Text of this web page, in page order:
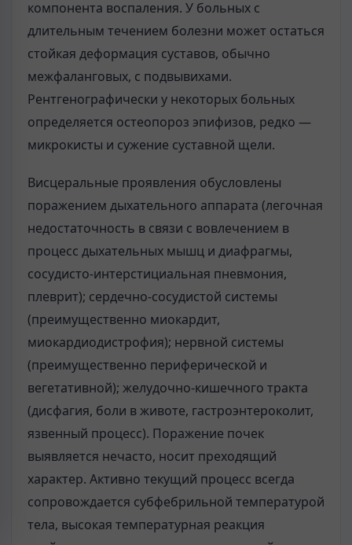
компонента воспаления. У больных с
длительным течением болезни может остаться
стойкая деформация суставов, обычно
межфаланговых, с подвывихами.
Рентгенографически у некоторых больных
определяется остеопороз эпифизов, редко —
микрокисты и сужение суставной щели.
Висцеральные проявления обусловлены
поражением дыхательного аппарата (легочная
недостаточность в связи с вовлечением в
процесс дыхательных мышц и диафрагмы,
сосудисто-интерстициальная пневмония,
плеврит); сердечно-сосудистой системы
(преимущественно миокардит,
миокардиодистрофия); нервной системы
(преимущественно периферической и
вегетативной); желудочно-кишечного тракта
(дисфагия, боли в животе, гастроэнтероколит,
язвенный процесс). Поражение почек
выявляется нечасто, носит преходящий
характер. Активно текущий процесс всегда
сопровождается субфебрильной температурой
тела, высокая температурная реакция